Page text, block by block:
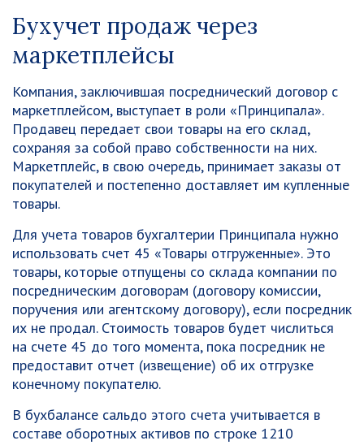
Бухучет продаж через
маркетплейсы
Компания, заключившая посреднический договор с
маркетплейсом, выступает в роли «Принципала».
Продавец передает свои товары на его склад,
сохраняя за собой право собственности на них.
Маркетплейс, в свою очередь, принимает заказы от
покупателей и постепенно доставляет им купленные
товары.
Для учета товаров бухгалтерии Принципала нужно
использовать счет 45 «Товары отгруженные». Это
товары, которые отпущены со склада компании по
посредническим договорам (договору комиссии,
поручения или агентскому договору), если посредник
их не продал. Стоимость товаров будет числиться
на счете 45 до того момента, пока посредник не
предоставит отчет (извещение) об их отгрузке
конечному покупателю.
В бухбалансе сальдо этого счета учитывается в
составе оборотных активов по строке 1210